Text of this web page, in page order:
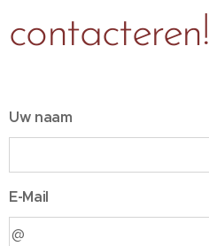
contacteren!
Uw naam
E-Mail